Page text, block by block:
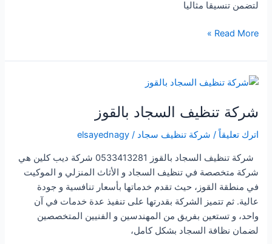
لتضمن تنسيقا مثاليا
شركة
سجاد
برجال
Read More »
شركة تنظيف السجاد بالقوز
اترك تعليقاً / شركة تنظيف سجاد /
elsayednagy
شركة تنظيف السجاد بالقوز 0533413281 شركة ديب كلين هي
شركة متخصصة في تنظيف السجاد و الأثاث المنزلي و الموكيت
في منطقة القوز، حيث تقدم خدماتها بأسعار تنافسية و جودة
عالية. ثم تتميز الشركة بقدرتها على تنفيذ عدة خدمات في آن
واحد، و تستعين بفريق من المهندسين و الفنيين المتخصصين
لضمان نظافة السجاد بشكل كامل،